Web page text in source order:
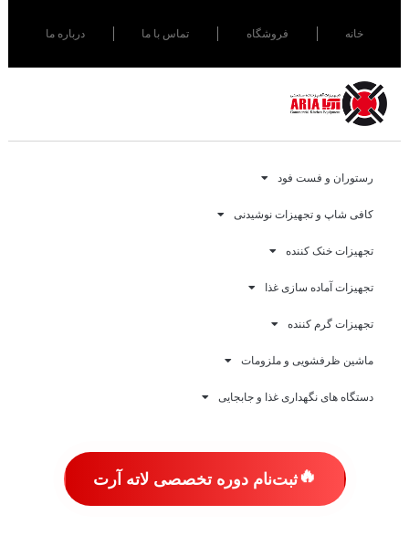
خانه فروشگاه تماس با ما درباره ما
رستوران و فست فود
کافی شاپ و تجهیزات نوشیدنی
تجهیزات خنک کننده
تجهیزات آماده سازی غذا
تجهیزات گرم کننده
ماشین ظرفشویی و ملزومات
دستگاه های نگهداری غذا و جابجایی
🔥ثبت‌نام دوره تخصصی لاته آرت